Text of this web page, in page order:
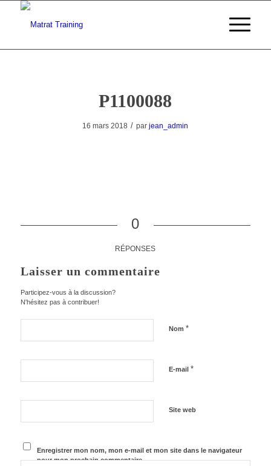
P1100088
16 mars 2018 / parjean_admin
0
RÉPONSES
Laisser un commentaire
Participez-vous à la discussion?
N'hésitez pas à contribuer!
Nom *
E-mail *
Site web
Enregistrer mon nom, mon e-mail et mon site dans le navigateur
pour mon prochain commentaire.